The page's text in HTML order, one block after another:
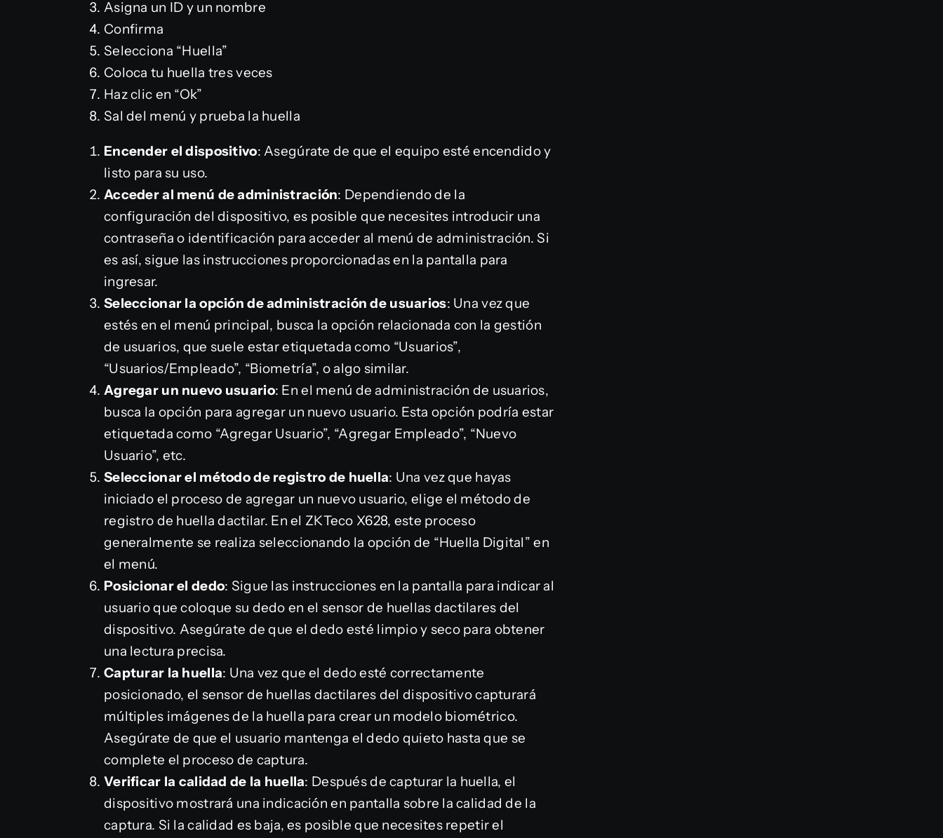
Asigna un ID y un nombre
Confirma
Selecciona “Huella”
Coloca tu huella tres veces
Haz clic en “Ok”
Sal del menú y prueba la huella
Encender el dispositivo: Asegúrate de que el equipo esté encendido y
listo para su uso.
Acceder al menú de administración: Dependiendo de la
configuración del dispositivo, es posible que necesites introducir una
contraseña o identificación para acceder al menú de administración. Si
es así, sigue las instrucciones proporcionadas en la pantalla para
ingresar.
Seleccionar la opción de administración de usuarios: Una vez que
estés en el menú principal, busca la opción relacionada con la gestión
de usuarios, que suele estar etiquetada como “Usuarios”,
“Usuarios/Empleado”, “Biometría”, o algo similar.
Agregar un nuevo usuario: En el menú de administración de usuarios,
busca la opción para agregar un nuevo usuario. Esta opción podría estar
etiquetada como “Agregar Usuario”, “Agregar Empleado”, “Nuevo
Usuario”, etc.
Seleccionar el método de registro de huella: Una vez que hayas
iniciado el proceso de agregar un nuevo usuario, elige el método de
registro de huella dactilar. En el ZKTeco X628, este proceso
generalmente se realiza seleccionando la opción de “Huella Digital” en
el menú.
Posicionar el dedo: Sigue las instrucciones en la pantalla para indicar al
usuario que coloque su dedo en el sensor de huellas dactilares del
dispositivo. Asegúrate de que el dedo esté limpio y seco para obtener
una lectura precisa.
Capturar la huella: Una vez que el dedo esté correctamente
posicionado, el sensor de huellas dactilares del dispositivo capturará
múltiples imágenes de la huella para crear un modelo biométrico.
Asegúrate de que el usuario mantenga el dedo quieto hasta que se
complete el proceso de captura.
Verificar la calidad de la huella: Después de capturar la huella, el
dispositivo mostrará una indicación en pantalla sobre la calidad de la
captura. Si la calidad es baja, es posible que necesites repetir el